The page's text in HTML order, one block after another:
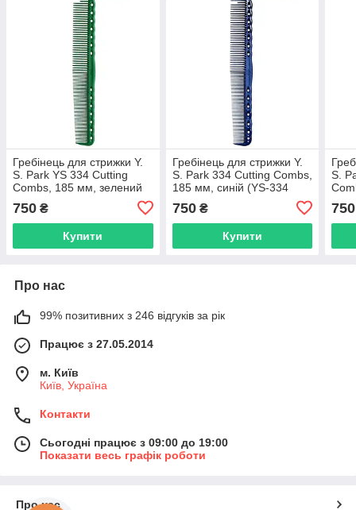
Гребінець для стрижки Y.
S. Park YS 334 Cutting
Combs, 185 мм, зелений
750 ₴
Купити
Гребінець для стрижки Y.
S. Park 334 Cutting Combs,
185 мм, синій (YS-334
750₴
Купити
S.
750
Про нас
99% позитивних з 246 відгуків за рік
Працює з 27.05.2014
м. Київ
Київ, Україна
Контакти
Сьогодні працює з 09:00 до 19:00
Показати весь графік роботи
Про нас